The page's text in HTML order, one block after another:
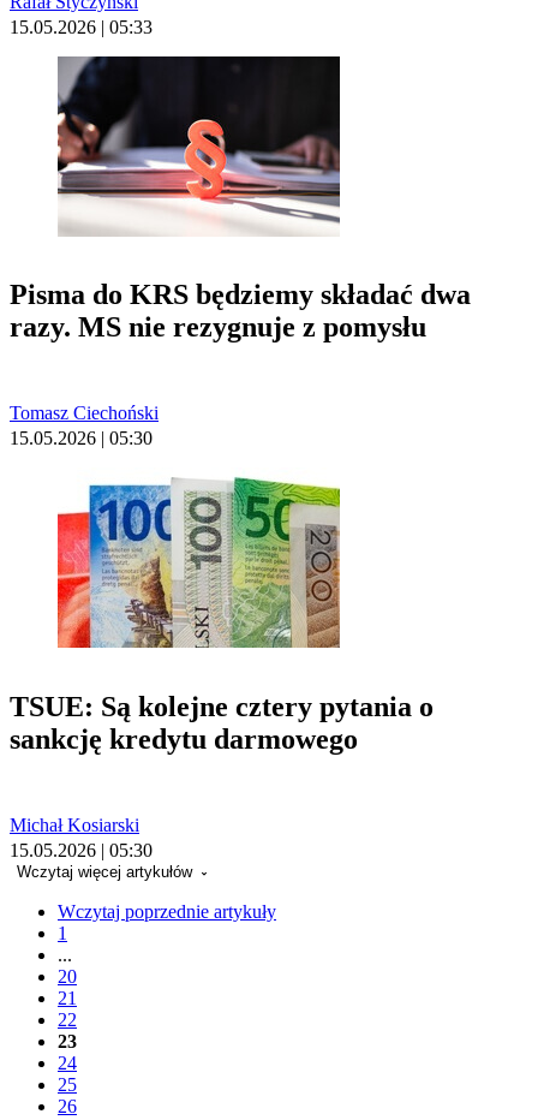
15.05.2026 | 05:33
Pisma do KRS będziemy składać dwa
razy. MS nie rezygnuje z pomysłu
Tomasz Ciechoński
15.05.2026 | 05:30
TSUE: Są kolejne cztery pytania o
sankcję kredytu darmowego
Michał Kosiarski
15.05.2026 | 05:30
Wczytaj więcej artykułów
Wczytaj poprzednie artykuły
1
...
20
21
22
23
24
25
26